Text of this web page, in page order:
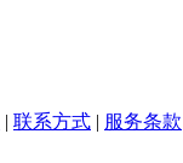
| 联系方式 | 服务条款